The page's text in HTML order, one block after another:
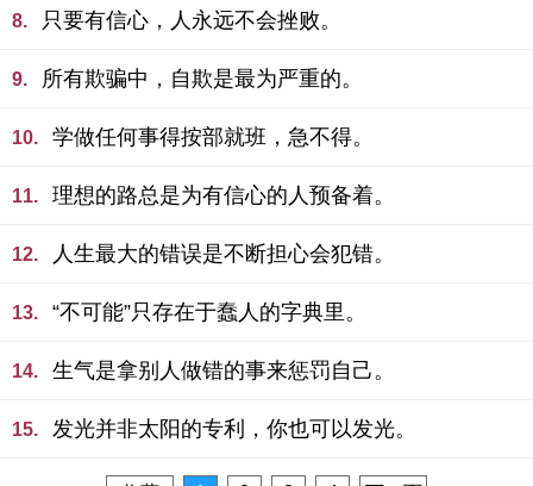
8. 只要有信心，人永远不会挫败。
9. 所有欺骗中，自欺是最为严重的。
10. 学做任何事得按部就班，急不得。
11. 理想的路总是为有信心的人预备着。
12. 人生最大的错误是不断担心会犯错。
13. “不可能”只存在于蠢人的字典里。
14. 生气是拿别人做错的事来惩罚自己。
15. 发光并非太阳的专利，你也可以发光。